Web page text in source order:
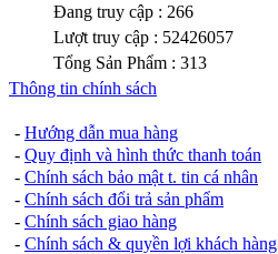
Đang truy cập : 266
Lượt truy cập : 52426057
Tổng Sản Phẩm : 313
Thông tin chính sách
- Hướng dẫn mua hàng
- Quy định và hình thức thanh toán
- Chính sách bảo mật t. tin cá nhân
- Chính sách đổi trả sản phẩm
- Chính sách giao hàng
- Chính sách & quyền lợi khách hàng